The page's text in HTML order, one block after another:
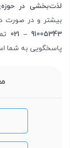
لذت‌بخشی در
بیشتر و در صورت
91005343
–
پاسخگویی به شما